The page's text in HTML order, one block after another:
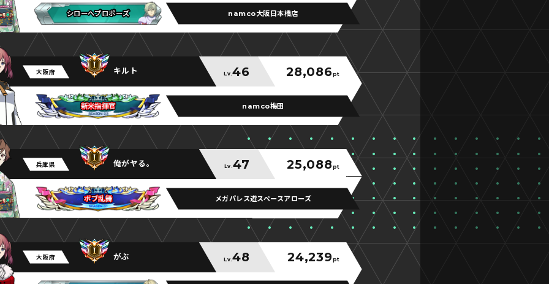
シローへプロポーズ
シローへプロポーズ
シローへプロポーズ namco大阪日本橋店
大阪府 キルト Lv.46 28,086 pt
新米指揮官
新米指揮官
新米指揮官 namco梅田
兵庫県 俺がヤる。 Lv.47 25,088 pt
ボブ乱舞
ボブ乱舞
ボブ乱舞 メガパレス遊スペースアローズ
大阪府 がぶ Lv.48 24,239 pt